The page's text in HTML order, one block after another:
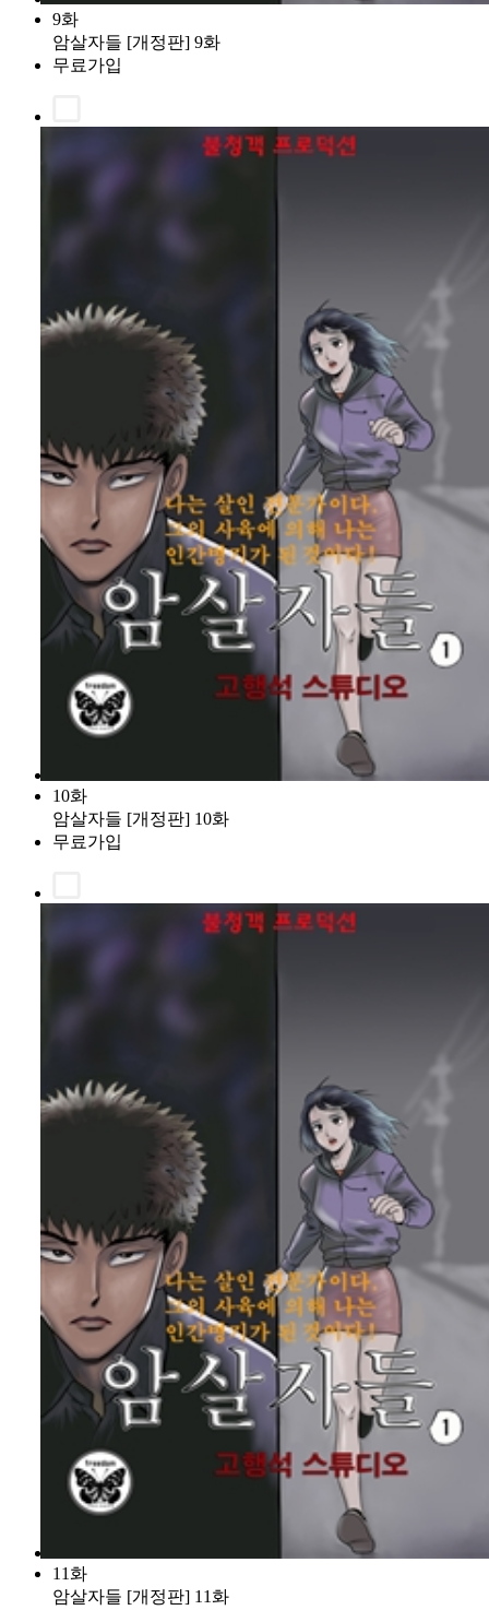
9화
암살자들 [개정판] 9화
무료가입
10화
암살자들 [개정판] 10화
무료가입
11화
암살자들 [개정판] 11화